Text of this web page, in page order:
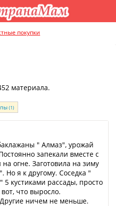
покупки
материала.
(1)
" Алмаз", урожай
запекали вместе с
огне. Заготовила на зиму
Но я к другому. Соседка "
5 кустиками рассады, просто
что выросло.
ничем не меньше.